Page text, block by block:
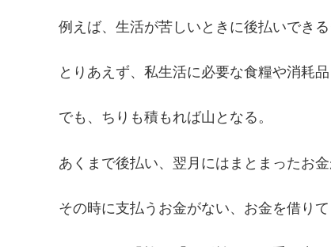
例えば、生活が苦しいときに後払いでき
とりあえず、私生活に必要な食糧や消耗
でも、ちりも積もれば山となる。
あくまで後払い、翌月にはまとまったお金
その時に支払うお金がない、お金を借り